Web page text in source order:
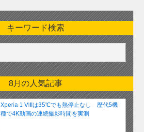
キーワード検索
8月の人気記事
Xperia 1 VIIIは35℃でも熱停止なし 歴代5機
種で4K動画の連続撮影時間を実測